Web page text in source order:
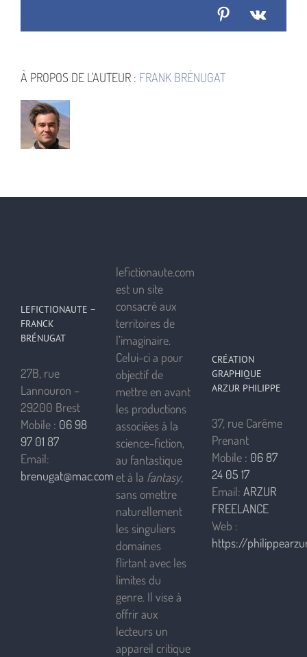
Pinterest
Vk
À PROPOS DE L'AUTEUR : FRANK BRÉNUGAT
LEFICTIONAUTE –
FRANCK
BRÉNUGAT
27B, rue
Lannouron –
29200 Brest
Mobile : 06 98
97 01 87
Email:
brenugat@mac.com
lefictionaute.com
est un site
consacré aux
territoires de
l’imaginaire.
Celui-ci a pour
objectif de
mettre en avant
les productions
associées à la
science-fiction,
au fantastique
et à la fantasy,
sans omettre
naturellement
les singuliers
domaines
flirtant avec les
limites du
genre. Il vise à
offrir aux
lecteurs un
appareil critique
CRÉATION
GRAPHIQUE
ARZUR PHILIPPE
37, rue Carême
Prenant
Mobile : 06 87
24 05 17
Email: ARZUR
FREELANCE
Web :
https://